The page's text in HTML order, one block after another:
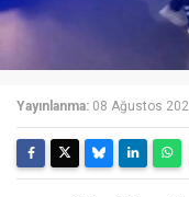
Yayınlanma: 08 Ağustos